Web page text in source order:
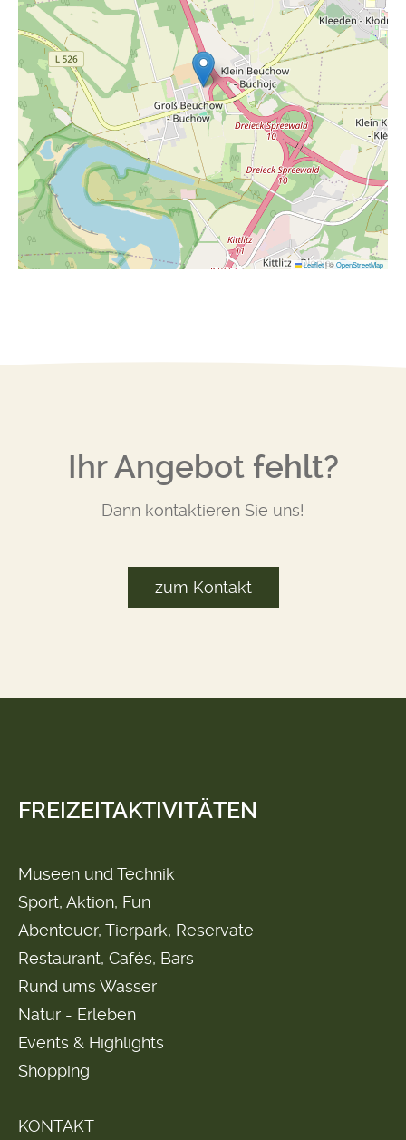
Leaflet|©OpenStreetMap
Ihr Angebot fehlt?
Dann kontaktieren Sie uns!
zum Kontakt
FREIZEITAKTIVITÄTEN
Museen und Technik
Sport, Aktion, Fun
Abenteuer, Tierpark, Reservate
Restaurant, Cafés, Bars
Rund ums Wasser
Natur - Erleben
Events & Highlights
Shopping
KONTAKT